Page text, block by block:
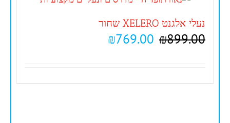
נעלי אלגנט XELERO שחור
₪899.00
₪769.00